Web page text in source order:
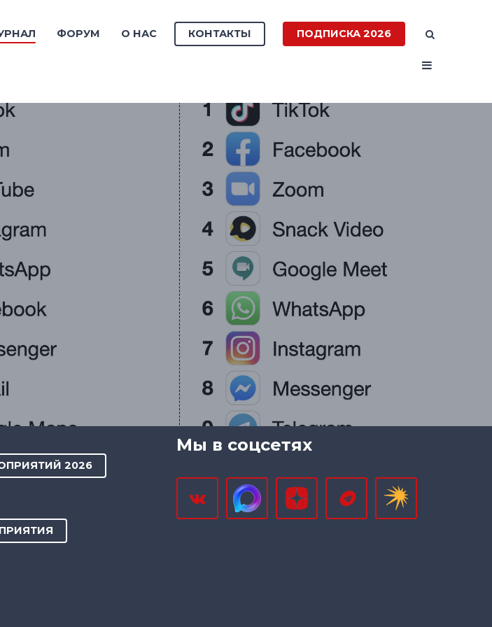
ФОРУМ О НАС КОНТАКТЫ ПОДПИСКА 2026
2026
Мы в соцсетях